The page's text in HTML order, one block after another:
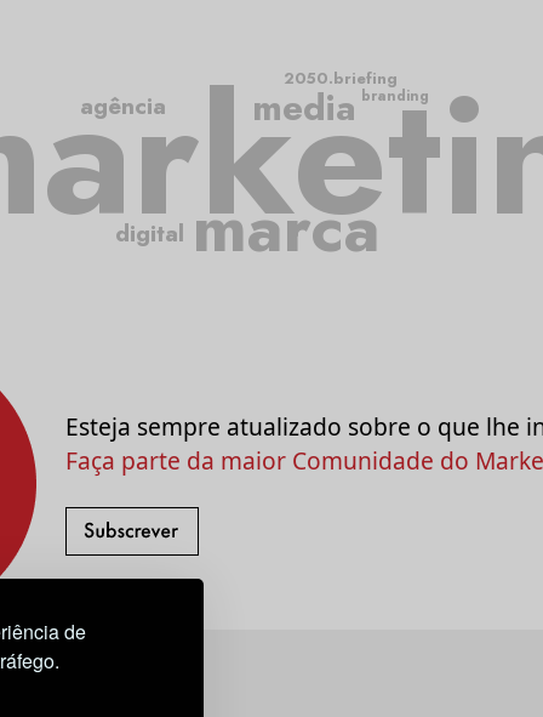
de
marca
media
agência
digital
2050.briefing
branding
Esteja sempre atualizado sobre o que lhe
Faça parte da maior Comunidade do